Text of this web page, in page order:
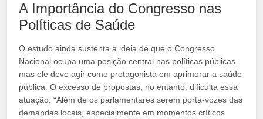
A Importância do Congresso nas
Políticas de Saúde
O estudo ainda sustenta a ideia de que o Congresso
Nacional ocupa uma posição central nas políticas públicas,
mas ele deve agir como protagonista em aprimorar a saúde
pública. O excesso de propostas, no entanto, dificulta essa
atuação. “Além de os parlamentares serem porta-vozes das
demandas locais, especialmente em momentos críticos